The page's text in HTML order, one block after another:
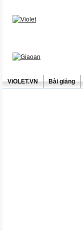
ViOLET.VN Bài giảng